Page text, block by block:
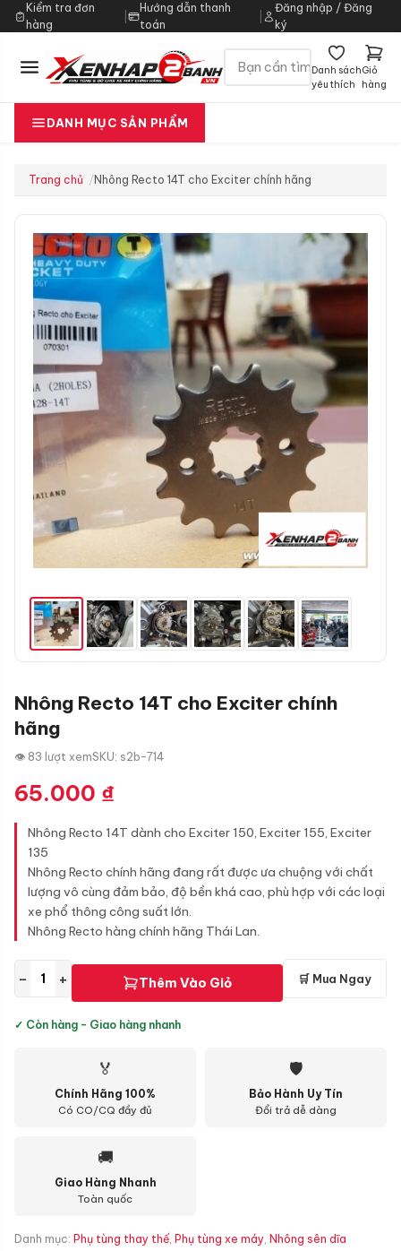
Kiểm tra đơn
hàng
|
Hướng dẫn thanh
toán
Đăng nhập / Đăng
ký
Danh sách
yêu thích
Giỏ
hàng
DANH MỤC SẢN PHẨM
Trang chủ Nhông Recto 14T cho Exciter chính hãng
Nhông Recto 14T cho Exciter chính
hãng
👁 83 lượt xemSKU: s2b-714
65.000 ₫
Nhông Recto 14T dành cho Exciter 150, Exciter 155, Exciter
135
Nhông Recto chính hãng đang rất được ưa chuộng với chất
lượng vô cùng đảm bảo, độ bền khá cao, phù hợp với các loại
xe phổ thông công suất lớn.
Nhông Recto hàng chính hãng Thái Lan.
− + Thêm Vào Giỏ 🛒 Mua Ngay
✓ Còn hàng - Giao hàng nhanh
🏅
Chính Hãng 100%
Có CO/CQ đầy đủ
🛡
Bảo Hành Uy Tín
Đổi trả dễ dàng
🚚
Giao Hàng Nhanh
Toàn quốc
Danh mục: Phụ tùng thay thế, Phụ tùng xe máy, Nhông sên dĩa